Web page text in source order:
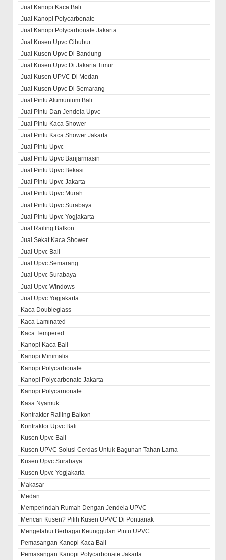
Jual Kanopi Kaca Bali
Jual Kanopi Polycarbonate
Jual Kanopi Polycarbonate Jakarta
Jual Kusen Upvc Cibubur
Jual Kusen Upvc Di Bandung
Jual Kusen Upvc Di Jakarta Timur
Jual Kusen UPVC Di Medan
Jual Kusen Upvc Di Semarang
Jual Pintu Alumunium Bali
Jual Pintu Dan Jendela Upvc
Jual Pintu Kaca Shower
Jual Pintu Kaca Shower Jakarta
Jual Pintu Upvc
Jual Pintu Upvc Banjarmasin
Jual Pintu Upvc Bekasi
Jual Pintu Upvc Jakarta
Jual Pintu Upvc Murah
Jual Pintu Upvc Surabaya
Jual Pintu Upvc Yogjakarta
Jual Railing Balkon
Jual Sekat Kaca Shower
Jual Upvc Bali
Jual Upvc Semarang
Jual Upvc Surabaya
Jual Upvc Windows
Jual Upvc Yogjakarta
Kaca Doubleglass
Kaca Laminated
Kaca Tempered
Kanopi Kaca Bali
Kanopi Minimalis
Kanopi Polycarbonate
Kanopi Polycarbonate Jakarta
Kanopi Polycarnonate
Kasa Nyamuk
Kontraktor Railing Balkon
Kontraktor Upvc Bali
Kusen Upvc Bali
Kusen UPVC Solusi Cerdas Untuk Bagunan Tahan Lama
Kusen Upvc Surabaya
Kusen Upvc Yogjakarta
Makasar
Medan
Memperindah Rumah Dengan Jendela UPVC
Mencari Kusen? Pilih Kusen UPVC Di Pontianak
Mengetahui Berbagai Keunggulan Pintu UPVC
Pemasangan Kanopi Kaca Bali
Pemasangan Kanopi Polycarbonate Jakarta